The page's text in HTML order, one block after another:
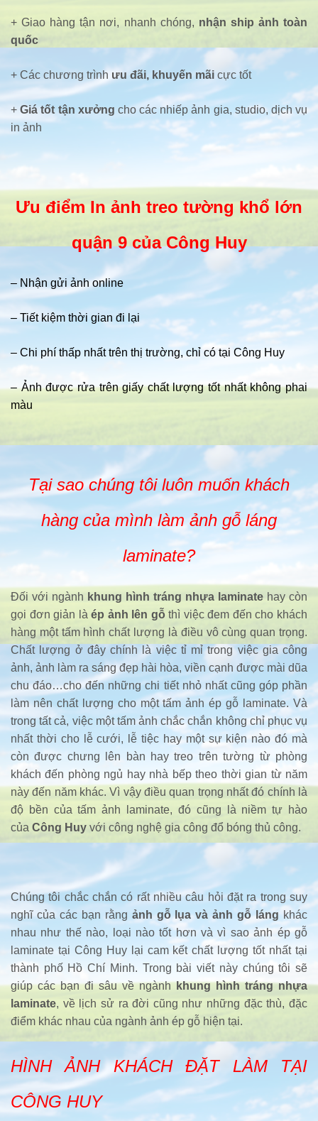
+ Giao hàng tận nơi, nhanh chóng, nhận ship ảnh toàn
quốc
+ Các chương trình ưu đãi, khuyến mãi cực tốt
+Giá tốt tận xưởng cho các nhiếp ảnh gia, studio, dịch vụ
in ảnh
Ưu điểm In ảnh treo tường khổ lớn
quận 9 của Công Huy
– Nhận gửi ảnh online
– Tiết kiệm thời gian đi lại
– Chi phí thấp nhất trên thị trường, chỉ có tại Công Huy
– Ảnh được rửa trên giấy chất lượng tốt nhất không phai
màu
Tại sao chúng tôi luôn muốn khách
hàng của mình làm ảnh gỗ láng
laminate?
Đối với ngành khung hình tráng nhựa laminate hay còn
gọi đơn giản là ép ảnh lên gỗthì việc đem đến cho khách
hàng một tấm hình chất lượng là điều vô cùng quan trọng.
Chất lượng ở đây chính là việc tỉ mỉ trong việc gia công
ảnh, ảnh làm ra sáng đẹp hài hòa, viền cạnh được mài dũa
chu đáo…cho đến những chi tiết nhỏ nhất cũng góp phần
làm nên chất lượng cho một tấm ảnh ép gỗ laminate. Và
trong tất cả, việc một tấm ảnh chắc chắn không chỉ phục vụ
nhất thời cho lễ cưới, lễ tiệc hay một sự kiện nào đó mà
còn được chưng lên bàn hay treo trên tường từ phòng
khách đến phòng ngủ hay nhà bếp theo thời gian từ năm
này đến năm khác. Vì vậy điều quan trọng nhất đó chính là
độ bền của tấm ảnh laminate, đó cũng là niềm tự hào
của Công Huy với công nghệ gia công đổ bóng thủ công.
Chúng tôi chắc chắn có rất nhiều câu hỏi đặt ra trong suy
nghĩ của các bạn rằng ảnh gỗ lụa và ảnh gỗ láng khác
nhau như thế nào, loại nào tốt hơn và vì sao ảnh ép gỗ
laminate tại Công Huy lại cam kết chất lượng tốt nhất tại
thành phố Hồ Chí Minh. Trong bài viết này chúng tôi sẽ
giúp các bạn đi sâu về ngànhkhung hình tráng nhựa
laminate, về lịch sử ra đời cũng như những đặc thù, đặc
điểm khác nhau của ngành ảnh ép gỗ hiện tại.
HÌNH ẢNH KHÁCH ĐẶT LÀM TẠI
CÔNG HUY